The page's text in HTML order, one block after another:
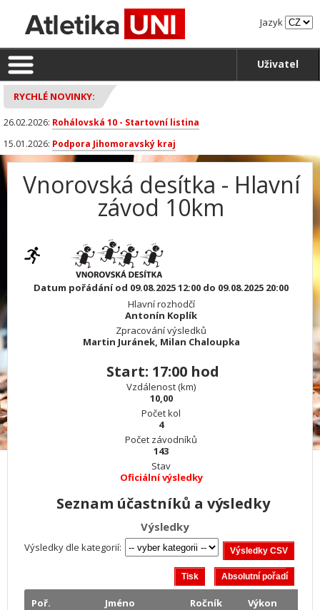
Jazyk
Uživatel
RYCHLÉ NOVINKY:
26.02.2026: Rohálovská 10 - Startovní listina
15.01.2026: Podpora Jihomoravský kraj
Vnorovská desítka - Hlavní
závod 10km
Datum pořádání od 09.08.2025 12:00 do 09.08.2025 20:00
Hlavní rozhodčí
Antonín Koplík
Zpracování výsledků
Martin Juránek, Milan Chaloupka
Start: 17:00 hod
Vzdálenost (km)
10,00
Počet kol
4
Počet závodníků
143
Stav
Oficiální výsledky
Seznam účastníků a výsledky
Výsledky
Výsledky dle kategorií:
Poř. Jméno Ročník
Výkon